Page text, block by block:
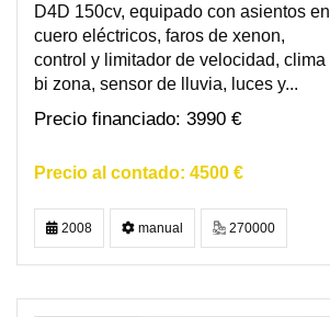
D4D 150cv, equipado con asientos en
cuero eléctricos, faros de xenon,
control y limitador de velocidad, clima
bi zona, sensor de lluvia, luces y...
3990 €
4500 €
2008 manual 270000